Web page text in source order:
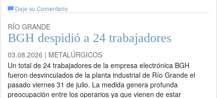
Deje su Comentario
RÍO GRANDE
BGH despidió a 24 trabajadores
03.08.2026 | METALÚRGICOS
Un total de 24 trabajadores de la empresa electrónica BGH
fueron desvinculados de la planta industrial de Río Grande el
pasado viernes 31 de julio. La medida genera profunda
preocupación entre los operarios ya que vienen de estar